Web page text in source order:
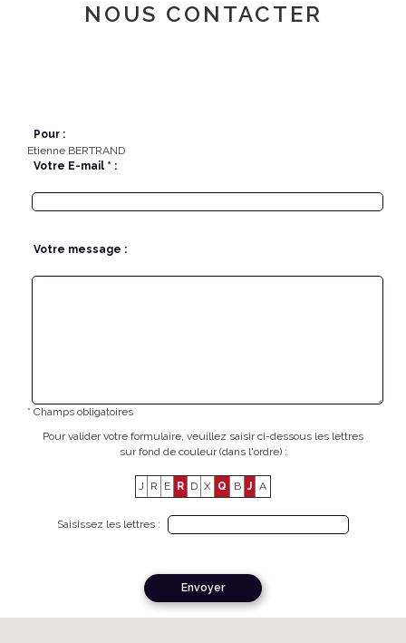
NOUS CONTACTER
Pour :
Etienne BERTRAND
Votre E-mail * :
Votre message :
* Champs obligatoires
Pour valider votre formulaire, veuillez saisir ci-dessous les lettres
sur fond de couleur (dans l'ordre) :
J R E R D X Q B J A
Saisissez les lettres :